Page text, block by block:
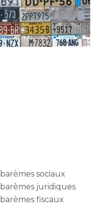
sociaux
juridiques
fiscaux